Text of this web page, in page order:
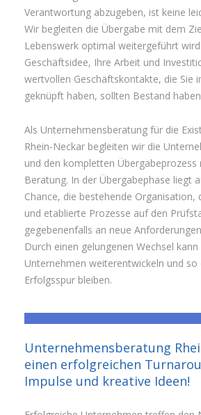
Verantwortung abzugeben, ist keine
Wir begleiten die Übergabe mit dem
Lebenswerk optimal weitergeführt
Geschäftsidee, Ihre Arbeit und
wertvollen Geschäftskontakte, die Sie
geknüpft haben, sollten Bestand
Als Unternehmensberatung für die
Rhein-Neckar begleiten wir die
und den kompletten
Beratung. In der Übergabephase liegt
Chance, die bestehende Organisation,
und etablierte Prozesse auf den
gegebenenfalls an neue
Durch einen gelungenen Wechsel
Unternehmen weiterentwickeln und
Erfolgsspur bleiben.
Unternehmensberatung
einen erfolgreichen
Impulse und kreative Ideen!